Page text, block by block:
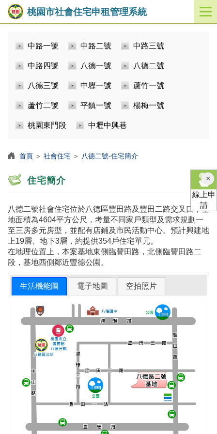
桃園市社會住宅申租管理系統
開
啟
中路一號 中路二號 中路三號
中路四號 八德一號 八德二號
八德三號 中壢一號 蘆竹一號
蘆竹二號 平鎮一號 楊梅一號
桃園東門段 中壢中興巷
首頁 ＞ 社會住宅 ＞ 八德二號-住宅簡介
住宅簡介
八德二號社會住宅位於八德區豐田路及豐田二路交叉口，基
地面積為4604平方公尺，考量不同家戶類型及需求規劃一
至三房多元房型，並配有店鋪及市民活動中心。預計興建地
上19層、地下3層，約提供354戶住宅單元。
在地理位置上，本案基地東側臨豐田路，北側臨豐田路二
段，基地西側鄰近豐德公園。
生活機能圖 電子地圖 空拍照片
×關
閉
線上申
請